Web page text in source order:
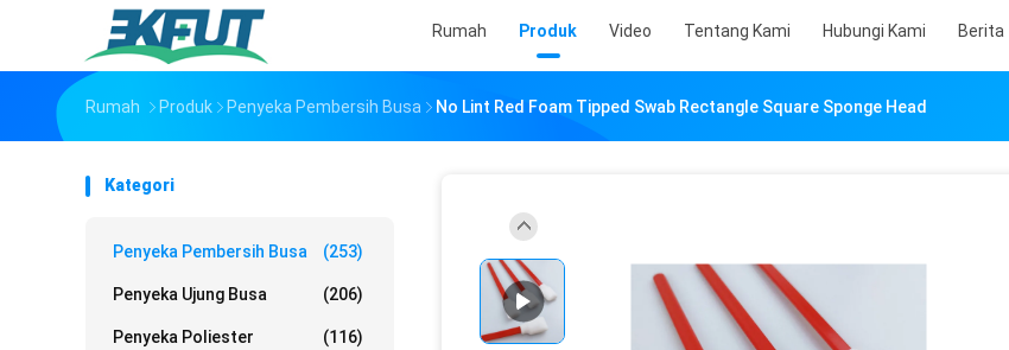
Rumah Produk Video Tentang Kami Hubungi Kami Berita
Rumah Produk Penyeka Pembersih Busa No Lint Red Foam Tipped Swab Rectangle Square Sponge Head
Kategori
Penyeka Pembersih Busa (253)
Penyeka Ujung Busa (206)
Penyeka Poliester (116)